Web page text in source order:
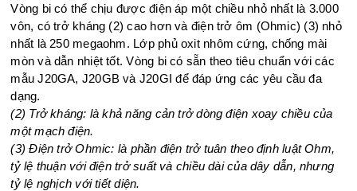
Vòng bi có thể chịu được điện áp một chiều nhỏ nhất là 3.000
vôn, có trở kháng (2) cao hơn và điện trở ôm (Ohmic) (3) nhỏ
nhất là 250 megaohm. Lớp phủ oxit nhôm cứng, chống mài
mòn và dẫn nhiệt tốt. Vòng bi có sẵn theo tiêu chuẩn với các
mẫu J20GA, J20GB và J20GI để đáp ứng các yêu cầu đa
dạng.
(2) Trở kháng: là khả năng cản trở dòng điện xoay chiều của
một mạch điện.
(3) Điện trở Ohmic: là phần điện trở tuân theo định luật Ohm,
tỷ lệ thuận với điện trở suất và chiều dài của dây dẫn, nhưng
tỷ lệ nghịch với tiết diện.